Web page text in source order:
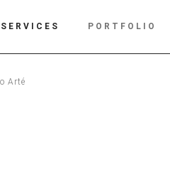
SERVICES PORTFOLIO
Arté